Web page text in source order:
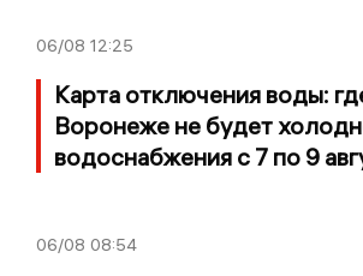
06/08 12:25
Карта отключения воды:
Воронеже не будет
водоснабжения с 7 по 9
06/08 08:54